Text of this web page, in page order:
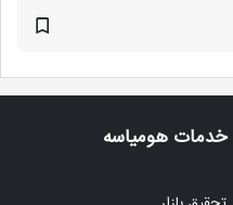
خدمات هومیاسه